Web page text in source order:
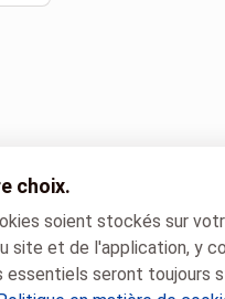
choix.
soient stockés sur
site et de l'application, y
essentiels seront toujours